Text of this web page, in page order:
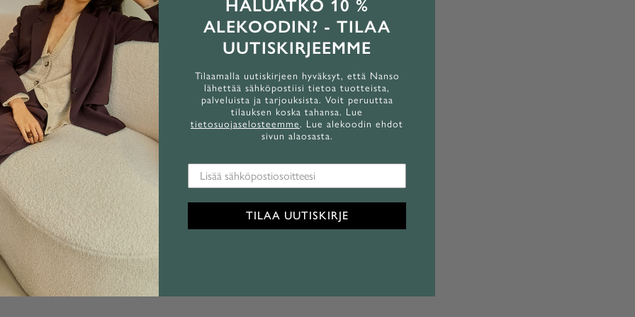
40 den sukkahousut - suntan
Alennushinta
17,20 €
Alennushinta
15,20 €
HALUATKO 10 %
ALEKOODIN? - TILAA
UUTISKIRJEEMME
Tilaamalla uutiskirjeen hyväksyt, että Nanso
lähettää sähköpostiisi tietoa tuotteista,
palveluista ja tarjouksista. Voit peruuttaa
tilauksen koska tahansa. Lue
tietosuojaselosteemme. Lue alekoodin ehdot
sivun alaosasta.
Sähköposti
TILAA UUTISKIRJE